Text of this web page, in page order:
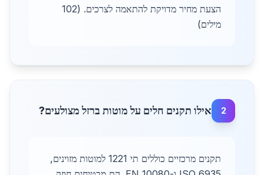
הצעת מחיר מדויקת להתאמה לצרכים. (102
מילים)
2 אילו תקנים חלים על מוטות ברזל מצולעים?
תקנים מרכזיים כוללים תי 1221 למוטות מזוינים,